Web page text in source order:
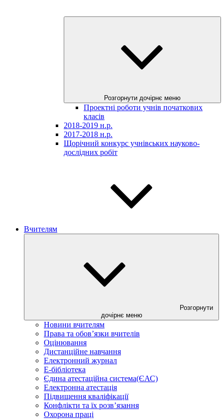
Розгорнути дочірнє меню
Проектні роботи учнів початкових
класів
2018-2019 н.р.
2017-2018 н.р.
Щорічний конкурс учнівських науково-
дослідних робіт
Вчителям
Розгорнути
дочірнє меню
Новини вчителям
Права та обов’язки вчителів
Оцінювання
Дистанційне навчання
Електронний журнал
E-бібліотека
Єдина атестаційна система(ЄАС)
Електронна атестація
Підвищення кваліфікації
Конфлікти та їх розв’язання
Охорона праці